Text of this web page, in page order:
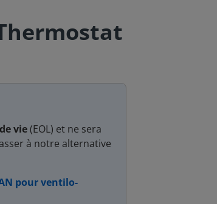
vie(EOL) et ne sera
à notre alternative
pour ventilo-